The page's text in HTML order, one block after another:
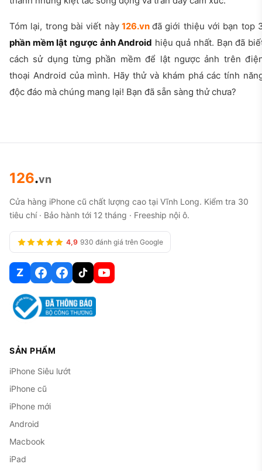
Tóm lại, trong bài viết này126.vn đã giới thiệu với bạn top
phần mềm lật ngược ảnh Android hiệu quả nhất. Bạn đã
cách sử dụng từng phần mềm để lật ngược ảnh trên
thoại Android của mình. Hãy thử và khám phá các tính
độc đáo mà chúng mang lại! Bạn đã sẵn sàng thử chưa?
126.vn
Cửa hàng iPhone cũ chất lượng cao tại Vĩnh Long. Kiểm tra 30
tiêu chí · Bảo hành tới 12 tháng · Freeship nội ô.
4,9 930 đánh giá trên Google
Z
SẢN PHẨM
iPhone Siêu lướt
iPhone cũ
iPhone mới
Android
Macbook
iPad